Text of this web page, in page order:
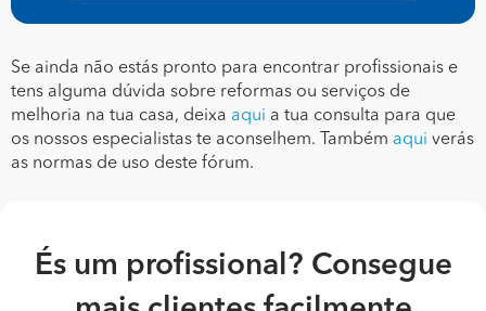
Se ainda não estás pronto para encontrar profissionais e
tens alguma dúvida sobre reformas ou serviços de
melhoria na tua casa, deixa aqui a tua consulta para que
os nossos especialistas te aconselhem. Também aqui verás
as normas de uso deste fórum.
És um profissional? Consegue